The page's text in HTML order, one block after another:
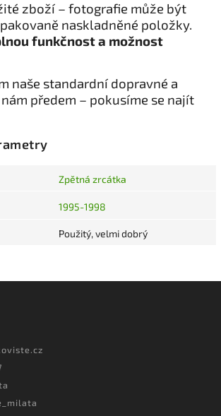
zboží – fotografie může být
naskladněné položky.
funkčnost a možnost
naše standardní dopravné a
předem – pokusíme se najít
Zpětná zrcátka
1995-1998
Použitý, velmi dobrý